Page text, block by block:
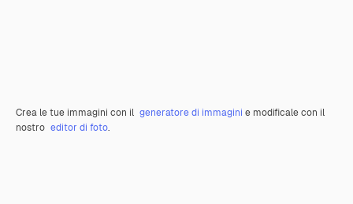
Crea le tue immagini con il generatore di immagini e modificale con il
nostro editor di foto.